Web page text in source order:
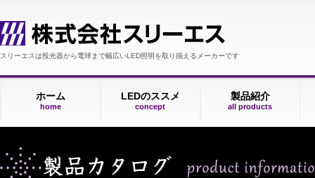
スリーエスは投光器から電球まで幅広いLED照明を取り揃えるメーカーです
ホーム
home
LEDのススメ
concept
製品紹介
all products